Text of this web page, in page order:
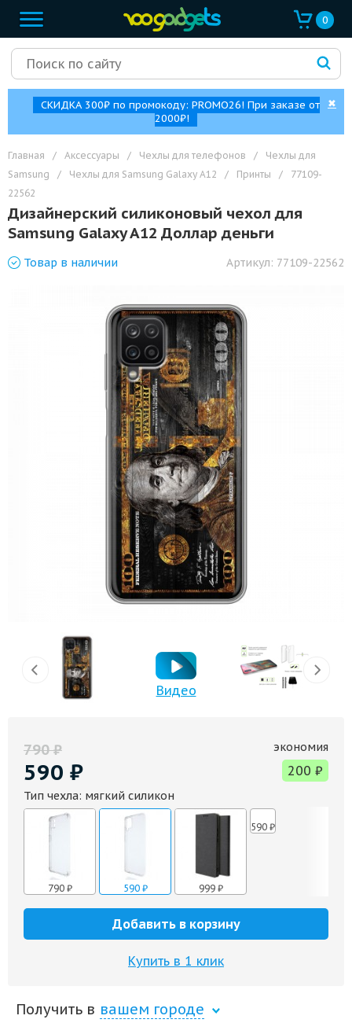
0
СКИДКА 300₽ по промокоду: PROMO26! При заказе от
2000₽!
✖
Главная / Аксессуары / Чехлы для телефонов /
Чехлы для
Samsung
/ Чехлы для Samsung Galaxy A12 / Принты /
77109-
22562
Дизайнерский силиконовый чехол для
Samsung Galaxy A12 Доллар деньги
Видео
Товар в наличии Артикул: 77109-22562
790₽
590 ₽
экономия
200 ₽
Тип чехла: мягкий силикон
790 ₽ 590 ₽ 999 ₽
590 ₽
Добавить в корзину
Купить в 1 клик
Получить в вашем городе